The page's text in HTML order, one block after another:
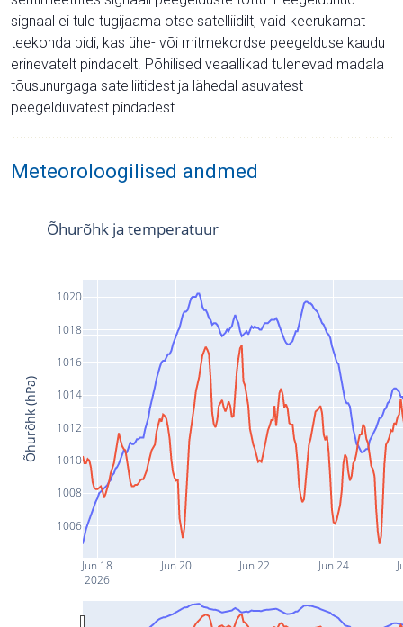
signaal ei tule tugijaama otse satelliidilt, vaid keerukamat
teekonda pidi, kas ühe- või mitmekordse peegelduse kaudu
erinevatelt pindadelt. Põhilised veaallikad tulenevad madala
tõusunurgaga satelliitidest ja lähedal asuvatest
peegelduvatest pindadest.
Meteoroloogilised andmed
Jun 18
2026
Jun 20 Jun 22 Jun 24
1006
1008
1010
1012
1014
1016
1018
1020
Õhurõhk ja temperatuur
Õhurõhk (hPa)